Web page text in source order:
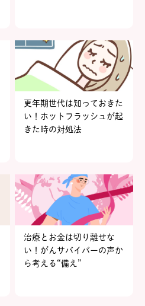
更年期世代は知っておきた
い！ホットフラッシュが起
きた時の対処法
治療とお金は切り離せな
い！がんサバイバーの声か
ら考える“備え”